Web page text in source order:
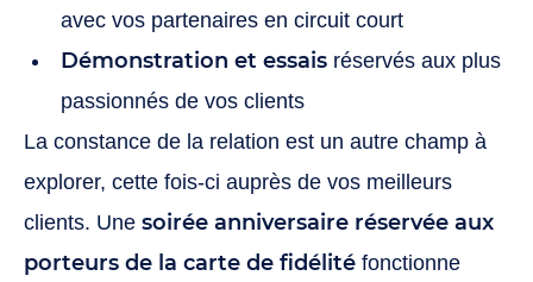
avec vos partenaires en circuit court
Démonstration et essais réservés aux plus
passionnés de vos clients
La constance de la relation est un autre champ à
explorer, cette fois-ci auprès de vos meilleurs
clients. Une soirée anniversaire réservée aux
porteurs de la carte de fidélité fonctionne